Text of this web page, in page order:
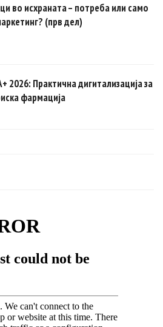
во исхраната – потреба или само
(прв дел)
2026: Практична дигитализација за
фармација